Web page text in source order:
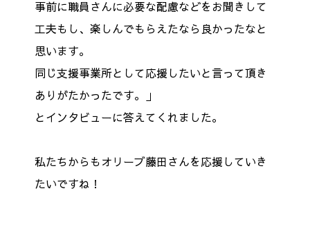
事前に職員さんに必要な配慮などをお聞きして
工夫もし、楽しんでもらえたなら良かったなと
思います。
同じ支援事業所として応援したいと言って頂き
ありがたかったです。」
とインタビューに答えてくれました。
私たちからもオリーブ藤田さんを応援していき
たいですね！